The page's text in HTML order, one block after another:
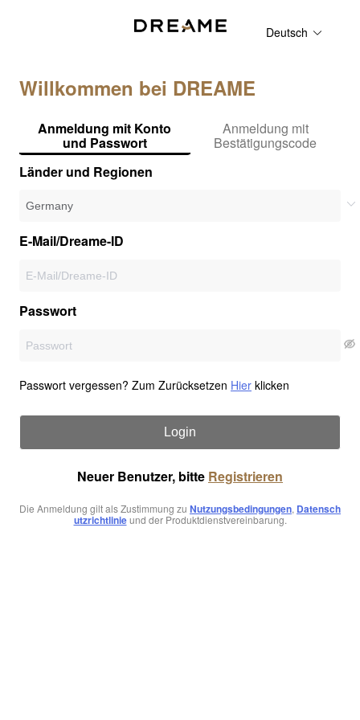
Deutsch
Willkommen bei DREAME
Anmeldung mit Konto
und Passwort
Anmeldung mit
Bestätigungscode
Länder und Regionen
E-Mail/Dreame-ID
Passwort
Passwort vergessen? Zum Zurücksetzen Hier klicken
Login
Neuer Benutzer, bitte Registrieren
Die Anmeldung gilt als Zustimmung zu Nutzungsbedingungen, Datensch
utzrichtlinieund der Produktdienstvereinbarung.